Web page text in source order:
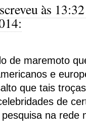
às
de maremoto
e
que tais
de
na rede